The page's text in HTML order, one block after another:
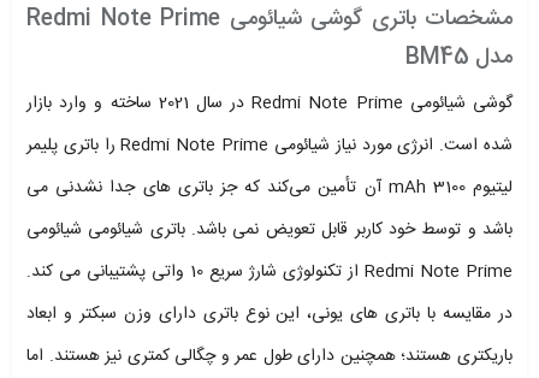
مشخصات باتری گوشی شیائومی Redmi Note Prime
مدل BM45
گوشی شیائومی Redmi Note Prime در سال 2021 ساخته و وارد بازار
شده است. انرژی مورد نیاز شیائومی Redmi Note Prime را باتری پلیمر
لیتیوم 3100 mAh آن تأمین می‌کند که جز باتری های جدا نشدنی می
باشد و توسط خود کاربر قابل تعویض نمی باشد. باتری شیائومی شیائومی
Redmi Note Prime از تکنولوژی شارژ سریع 10 واتی پشتیبانی می کند.
در مقایسه با باتری های یونی، این نوع باتری دارای وزن سبکتر و ابعاد
باریکتری هستند؛ همچنین دارای طول عمر و چگالی کمتری نیز هستند. اما